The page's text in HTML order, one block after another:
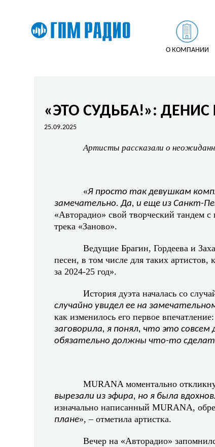
О КОМПАНИИ
«ЭТО СУДЬБА!»:
25.09.2025
Артисты рассказали о
«Я просто так девушкам
замечательно. Да, и еще из Санкт-
«Авторадио» свой творческий тандем с
трека «Заново».
Ведущие Брагин, Гордеева и
песен, в том числе для таких
за 2024-25 год».
История дуэта началась со
случайно увидел еe на
как изменилось его первое
заговорила, я понял, что это
обязательно должны что-то
MURANA моментально
вырезали из эфира, но я была
изначально написанный MURANA,
плане», – отметила артистка.
Вечер на «Авторадио»